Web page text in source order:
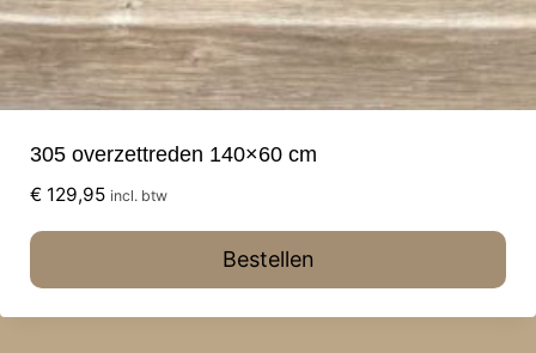
305 overzettreden 140×60 cm
€ 129,95 incl. btw
Bestellen